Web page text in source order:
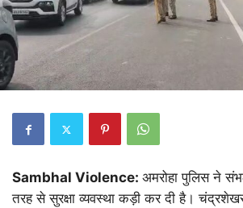
Sambhal Violence: अमरोहा पुलिस ने
तरह से सुरक्षा व्यवस्था कड़ी कर दी है।